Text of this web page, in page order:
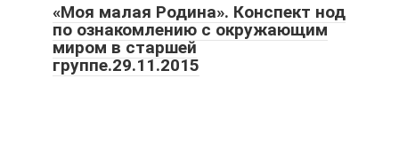
«Моя малая Родина». Конспект нод
по ознакомлению с окружающим
миром в старшей
группе.29.11.2015